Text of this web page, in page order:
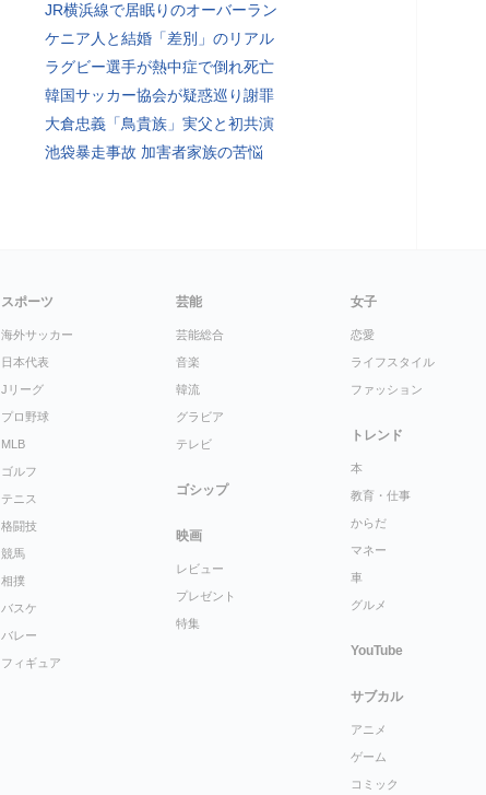
JR横浜線で居眠りのオーバーラン
ケニア人と結婚「差別」のリアル
ラグビー選手が熱中症で倒れ死亡
韓国サッカー協会が疑惑巡り謝罪
大倉忠義「鳥貴族」実父と初共演
池袋暴走事故 加害者家族の苦悩
スポーツ
海外サッカー
日本代表
Jリーグ
プロ野球
MLB
ゴルフ
テニス
格闘技
競馬
相撲
バスケ
バレー
フィギュア
芸能
芸能総合
音楽
韓流
グラビア
テレビ
ゴシップ
映画
レビュー
プレゼント
特集
女子
恋愛
ライフスタイル
ファッション
トレンド
本
教育・仕事
からだ
マネー
車
グルメ
YouTube
サブカル
アニメ
ゲーム
コミック